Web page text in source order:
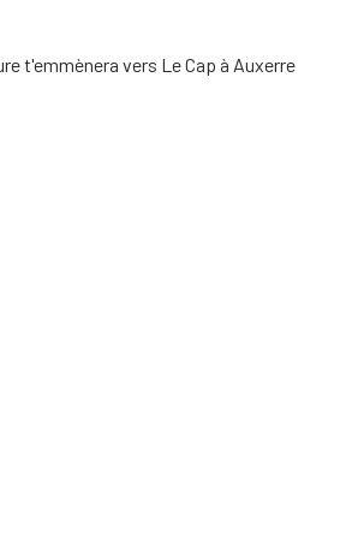
t'emmènera vers Le Cap à Auxerre